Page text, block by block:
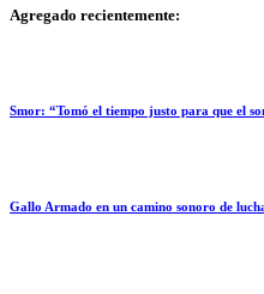
Agregado recientemente:
Smor: “Tomó el tiempo justo para que el
Gallo Armado en un camino sonoro de